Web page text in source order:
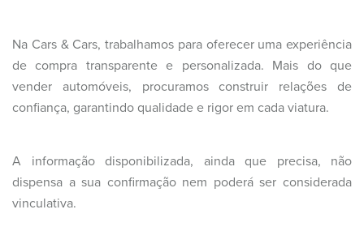
Na Cars & Cars, trabalhamos para oferecer uma experiência
de compra transparente e personalizada. Mais do que
vender automóveis, procuramos construir relações de
confiança, garantindo qualidade e rigor em cada viatura.
A informação disponibilizada, ainda que precisa, não
dispensa a sua confirmação nem poderá ser considerada
vinculativa.